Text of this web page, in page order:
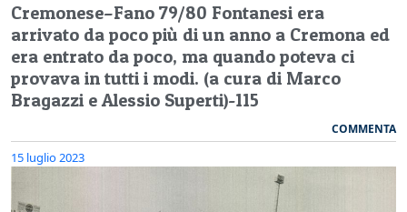
Cremonese–Fano 79/80 Fontanesi era
arrivato da poco più di un anno a Cremona ed
era entrato da poco, ma quando poteva ci
provava in tutti i modi. (a cura di Marco
Bragazzi e Alessio Superti)-115
COMMENTA
15 luglio 2023